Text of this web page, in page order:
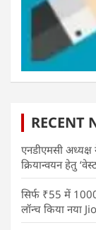
RECENT
एनडीएमसी
क्रियान्वयन हेतु
सिर्फ ₹55 में
लॉन्च किया नया